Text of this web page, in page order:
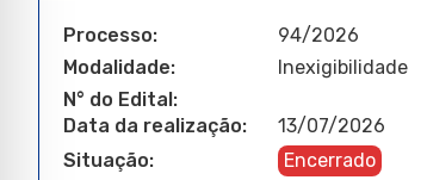
Processo:
94/2026
Modalidade:
Inexigibilidade
N° do Edital:
Data da realização:
13/07/2026
Situação:
Encerrado